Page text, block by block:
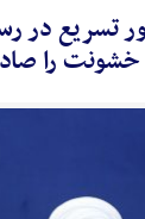
تسریع در
خشونت را